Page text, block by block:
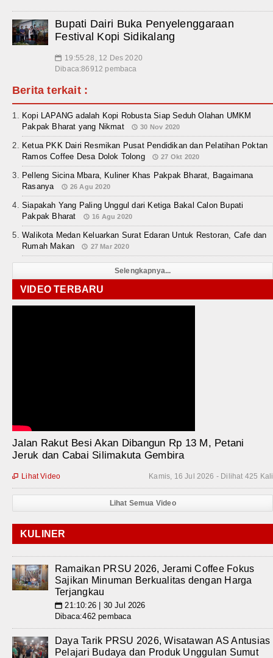
Bupati Dairi Buka Penyelenggaraan
Festival Kopi Sidikalang
📅 19:55:28, 12 Des 2020
Dibaca:86912 pembaca
Berita terkait :
Kopi LAPANG adalah Kopi Robusta Siap Seduh Olahan UMKM
Pakpak Bharat yang Nikmat
30 Nov 2020
Ketua PKK Dairi Resmikan Pusat Pendidikan dan Pelatihan Poktan
Ramos Coffee Desa Dolok Tolong
27 Okt 2020
Pelleng Sicina Mbara, Kuliner Khas Pakpak Bharat, Bagaimana
Rasanya
26 Agu 2020
Siapakah Yang Paling Unggul dari Ketiga Bakal Calon Bupati
Pakpak Bharat
16 Agu 2020
Walikota Medan Keluarkan Surat Edaran Untuk Restoran, Cafe dan
Rumah Makan
27 Mar 2020
Selengkapnya...
VIDEO TERBARU
Jalan Rakut Besi Akan Dibangun Rp 13 M, Petani
Jeruk dan Cabai Silimakuta Gembira
Kamis, 16 Jul 2026 - Dilihat 425 Kali
 Lihat Video
Lihat Semua Video
KULINER
Ramaikan PRSU 2026, Jerami Coffee Fokus
Sajikan Minuman Berkualitas dengan Harga
Terjangkau
📅 21:10:26 | 30 Jul 2026
Dibaca:462 pembaca
Daya Tarik PRSU 2026, Wisatawan AS Antusias
Pelajari Budaya dan Produk Unggulan Sumut